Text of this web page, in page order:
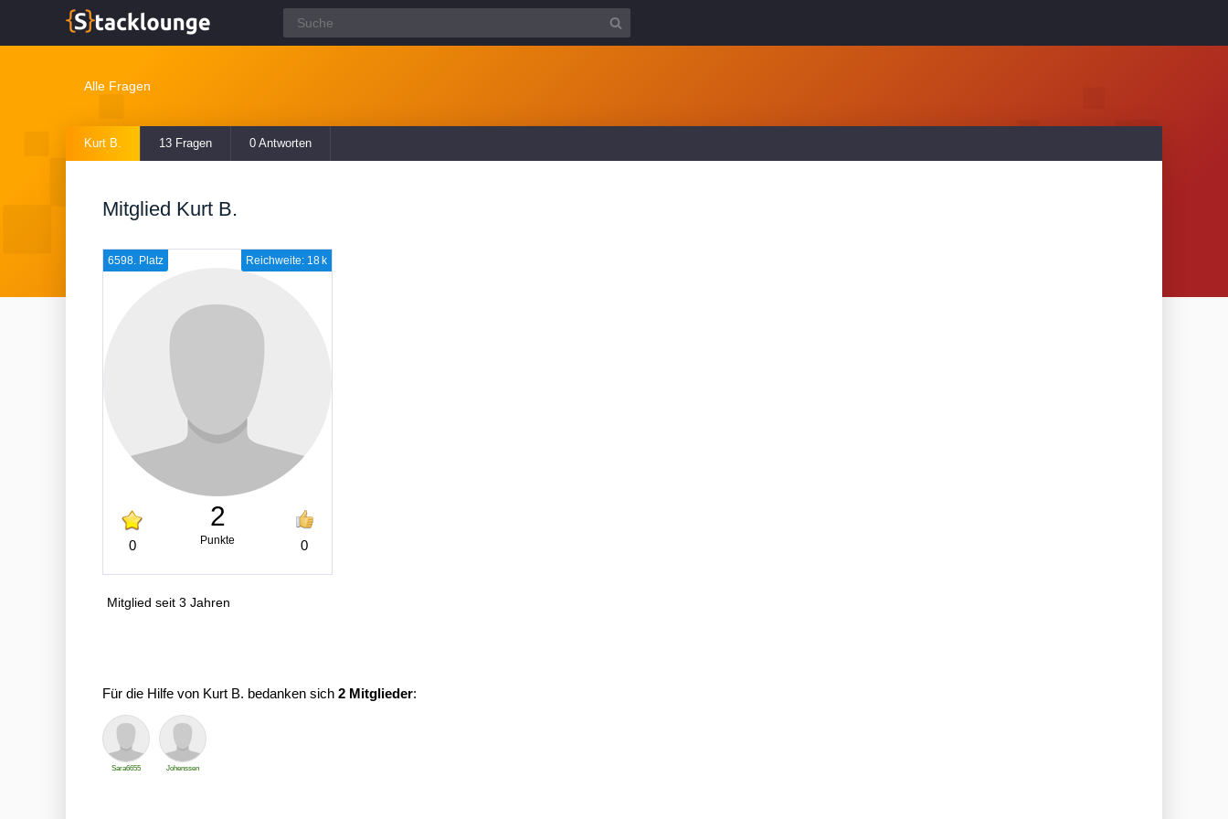
Alle Fragen
Kurt B. 13 Fragen 0 Antworten
Mitglied Kurt B.
Reichweite: 18 k
6598. Platz
0
2
Punkte 0
Mitglied seit 3 Jahren
Für die Hilfe von Kurt B. bedanken sich 2 Mitglieder:
Sara6655 Johenssen